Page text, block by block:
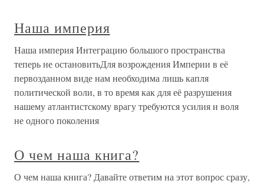
Наша империя
Наша империя Интеграцию большого пространства
теперь не остановитьДля возрождения Империи в её
первозданном виде нам необходима лишь капля
политической воли, в то время как для её разрушения
нашему атлантистскому врагу требуются усилия и воля
не одного поколения
О чем наша книга?
О чем наша книга? Давайте ответим на этот вопрос сразу,